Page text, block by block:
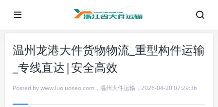
温州龙港大件货物物流_重型构件运输
_专线直达|安全高效
Posted bywww.luoluoseo.com ， 温州大件运输 ， 2026-04-20 07:29:36